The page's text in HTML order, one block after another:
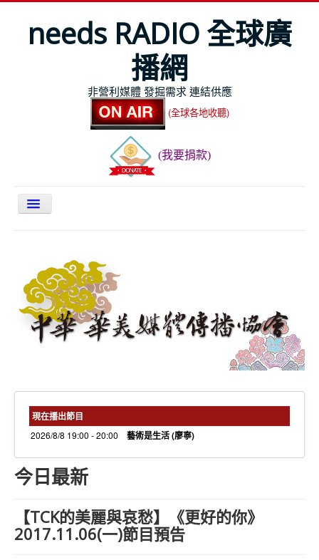
needs RADIO 全球廣
播網
非營利媒體 發掘需求 連結供應
(全球各地收聽)
(我要捐款)
今日最新
節目表
全球Live收聽
needs 專欄
線上捐款
現在播出節目
2026/8/8 19:00 - 20:00 藝術是生活 (廖寧)
今日最新
【TCK的美麗與哀愁】《更好的你》
2017.11.06(一)節目預告